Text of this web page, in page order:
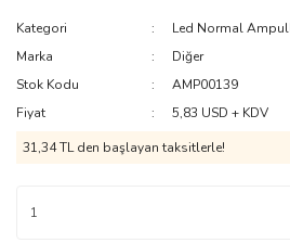
Kategori
Led Normal
Marka
Diğer
Stok Kodu
AMP00139
Fiyat
5,83 USD + KDV
31,34 TL den başlayan taksitlerle!